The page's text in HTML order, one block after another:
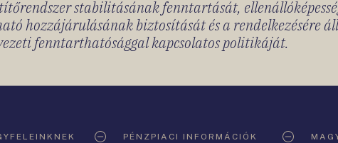
stabilitásának fenntartását,
hozzájárulásának biztosítását és a rendelkezésére
fenntarthatósággal kapcsolatos politikáját.
PÉNZPIACI INFORMÁCIÓK